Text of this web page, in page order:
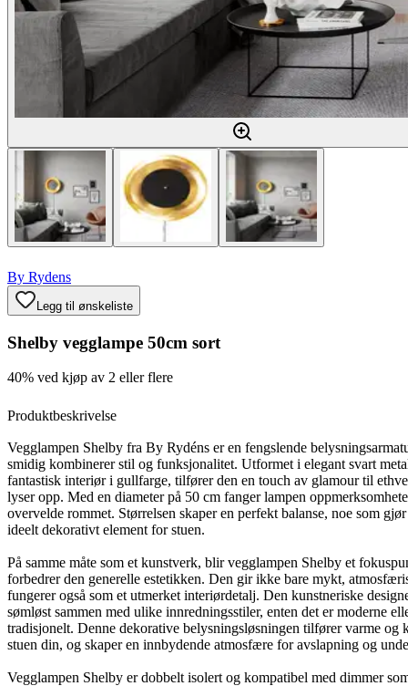
By Rydens
Legg til ønskeliste
Shelby vegglampe 50cm sort
40% ved kjøp av 2 eller flere
Produktbeskrivelse
Vegglampen Shelby fra By Rydéns er en fengslende
smidig kombinerer stil og funksjonalitet. Utformet i elegant svart
fantastisk interiør i gullfarge, tilfører den en touch av glamour til
lyser opp. Med en diameter på 50 cm fanger lampen
overvelde rommet. Størrelsen skaper en perfekt balanse, noe som
ideelt dekorativt element for stuen.
På samme måte som et kunstverk, blir vegglampen Shelby et
forbedrer den generelle estetikken. Den gir ikke bare mykt,
fungerer også som et utmerket interiørdetalj. Den kunstneriske
sømløst sammen med ulike innredningsstiler, enten det er moderne
tradisjonelt. Denne dekorative belysningsløsningen tilfører varme og
stuen din, og skaper en innbydende atmosfære for avslapning og
Vegglampen Shelby er dobbelt isolert og kompatibel med dimmer